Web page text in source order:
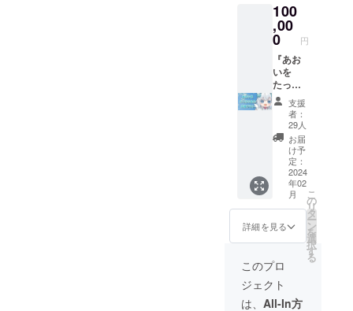
（3種）
・3Dお
披露目
配信の2
次会へ
ご招待
・描き
おろし
SDダイ
カット
クッ
ション
・描き
おろし
SDパス
ケース
＋ ★く
まみみ
★3Dモ
デルで
の限定
お歌動
3D記念
動画へ
のお名
前掲載
※備考欄
にお名
前の記
入をお
願いし
ます。
・直筆
サイン
とお名
前入り
チェキ
・シ
チュ
エー
ション
ボイス
（3種）
・3Dお
披露目
配信の2
100
,00
0 円
『あお
いを
たっぷ
り全力
応援プ
ラン』
・3Dお
礼ムー
ビー ・
一言ボ
イス（3
種） ・
描きお
ろしSD
アクリ
ルキー
ホル
ダー ・
3D記念
動画へ
支援
者：
29人
お届
け予
定：
2024
年02
月
詳細を見る
こ
の
リ
タ
ー
ン
を
選
択
す
る
このプロ
ジェクト
は、 All-In方